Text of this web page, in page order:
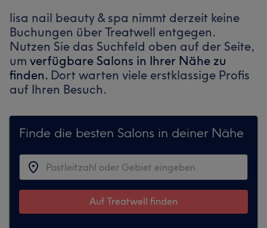
lisa nail beauty & spa nimmt derzeit keine
Buchungen über Treatwell entgegen.
Nutzen Sie das Suchfeld oben auf der Seite,
um verfügbare Salons in Ihrer Nähe zu
finden. Dort warten viele erstklassige Profis
auf Ihren Besuch.
Finde die besten Salons in deiner Nähe
Auf Treatwell finden